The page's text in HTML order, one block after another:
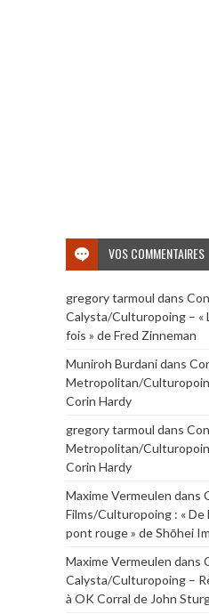
VOS COMMENTAIRES
gregory tarmoul dans
Calysta/Culturopoing – «
fois » de Fred Zinneman
Muniroh Burdanidans
Metropolitan/
Corin Hardy
gregory tarmoul dans
Metropolitan/
Corin Hardy
Maxime Vermeulen dans
Films/Culturopoing : « De
pont rouge » de Shōhei
Maxime Vermeulen dans
Calysta/Culturopoing –
à OK Corral de John